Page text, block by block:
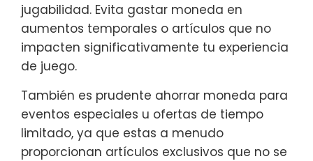
jugabilidad. Evita gastar moneda en
aumentos temporales o artículos que no
impacten significativamente tu experiencia
de juego.
También es prudente ahorrar moneda para
eventos especiales u ofertas de tiempo
limitado, ya que estas a menudo
proporcionan artículos exclusivos que no se